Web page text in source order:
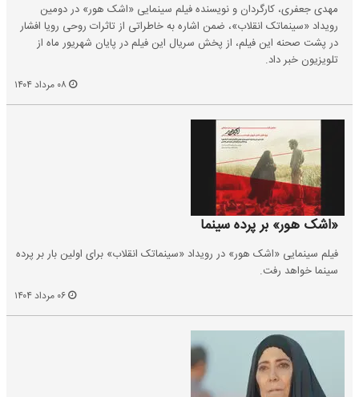
مهدی جعفری، کارگردان و نویسنده فیلم سینمایی «اشک هور» در دومین
رویداد «سینماتک انقلاب»، ضمن اشاره به خاطراتی از تاثرات روحی رویا افشار
در پشت صحنه این فیلم، از پخش سریال این فیلم در پایان شهریور ماه از
تلویزیون خبر داد.
«اشک هور» بر پرده سینما
فیلم سینمایی «اشک هور» در رویداد «سینماتک انقلاب» برای اولین بار بر پرده
سینما خواهد رفت.